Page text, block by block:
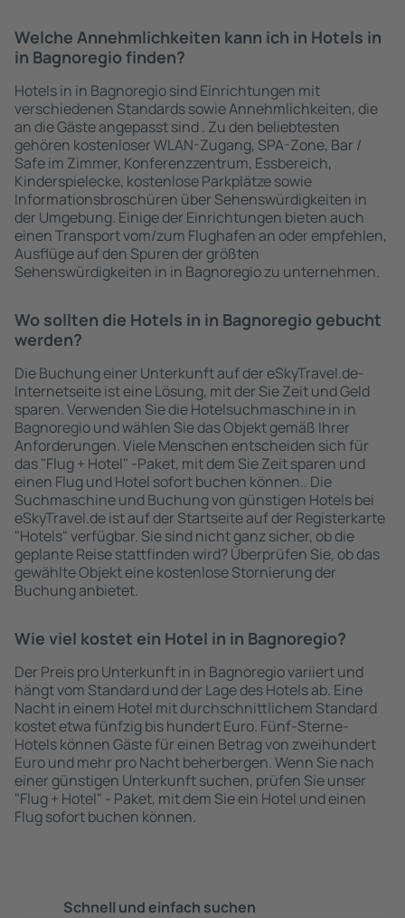
Welche Annehmlichkeiten kann ich in Hotels in
in Bagnoregio finden?
Hotels in in Bagnoregio sind Einrichtungen mit
verschiedenen Standards sowie Annehmlichkeiten, die
an die Gäste angepasst sind . Zu den beliebtesten
gehören kostenloser WLAN-Zugang, SPA-Zone, Bar /
Safe im Zimmer, Konferenzzentrum, Essbereich,
Kinderspielecke, kostenlose Parkplätze sowie
Informationsbroschüren über Sehenswürdigkeiten in
der Umgebung. Einige der Einrichtungen bieten auch
einen Transport vom/zum Flughafen an oder empfehlen,
Ausflüge auf den Spuren der größten
Sehenswürdigkeiten in in Bagnoregio zu unternehmen.
Wo sollten die Hotels in in Bagnoregio gebucht
werden?
Die Buchung einer Unterkunft auf der eSkyTravel.de-
Internetseite ist eine Lösung, mit der Sie Zeit und Geld
sparen. Verwenden Sie die Hotelsuchmaschine in in
Bagnoregio und wählen Sie das Objekt gemäß Ihrer
Anforderungen. Viele Menschen entscheiden sich für
das "Flug + Hotel" -Paket, mit dem Sie Zeit sparen und
einen Flug und Hotel sofort buchen können.. Die
Suchmaschine und Buchung von günstigen Hotels bei
eSkyTravel.de ist auf der Startseite auf der Registerkarte
"Hotels" verfügbar. Sie sind nicht ganz sicher, ob die
geplante Reise stattfinden wird? Überprüfen Sie, ob das
gewählte Objekt eine kostenlose Stornierung der
Buchung anbietet.
Wie viel kostet ein Hotel in in Bagnoregio?
Der Preis pro Unterkunft in in Bagnoregio variiert und
hängt vom Standard und der Lage des Hotels ab. Eine
Nacht in einem Hotel mit durchschnittlichem Standard
kostet etwa fünfzig bis hundert Euro. Fünf-Sterne-
Hotels können Gäste für einen Betrag von zweihundert
Euro und mehr pro Nacht beherbergen. Wenn Sie nach
einer günstigen Unterkunft suchen, prüfen Sie unser
"Flug + Hotel" - Paket, mit dem Sie ein Hotel und einen
Flug sofort buchen können.
Schnell und einfach suchen